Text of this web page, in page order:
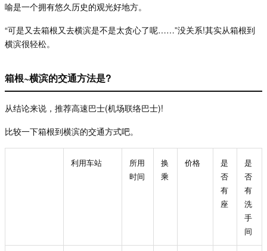
喻是一个拥有悠久历史的观光好地方。
“可是又去箱根又去横滨是不是太贪心了呢……”没关系!其实从箱根到
横滨很轻松。
箱根~横滨的交通方法是?
从结论来说，推荐高速巴士(机场联络巴士)!
比较一下箱根到横滨的交通方式吧。
利用车站
所用
时间
换
乘
价格
是
否
有
座
是
否
有
洗
手
间